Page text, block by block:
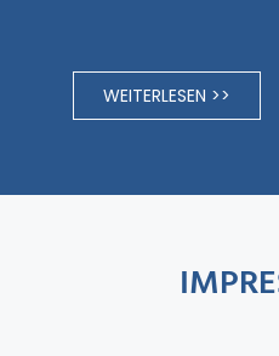
WEITERLESEN >>